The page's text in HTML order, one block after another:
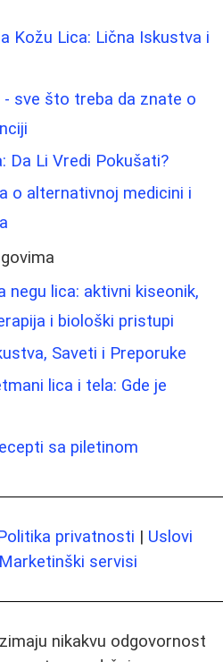
Kožu Lica: Lična Iskustva i
sve što treba da znate o
Da Li Vredi Pokušati?
o alternativnoj medicini i
negu lica: aktivni kiseonik,
i biološki pristupi
Saveti i Preporuke
lica i tela: Gde je
sa piletinom
privatnosti | Uslovi
Marketinški servisi
nikakvu odgovornost